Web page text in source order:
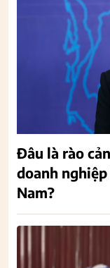
Đâu là rào
doanh
Nam?